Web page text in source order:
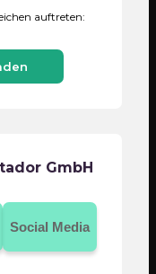
auftreten:
GmbH
Social Media